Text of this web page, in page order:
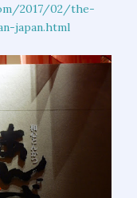
2017/02/the-
japan.html